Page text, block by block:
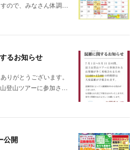
ので、みなさん体調…
るお知らせ
りがとうございます。
登山ツアーに参加さ…
公開